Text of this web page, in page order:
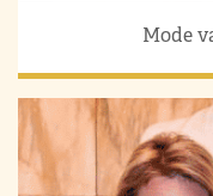
Mode